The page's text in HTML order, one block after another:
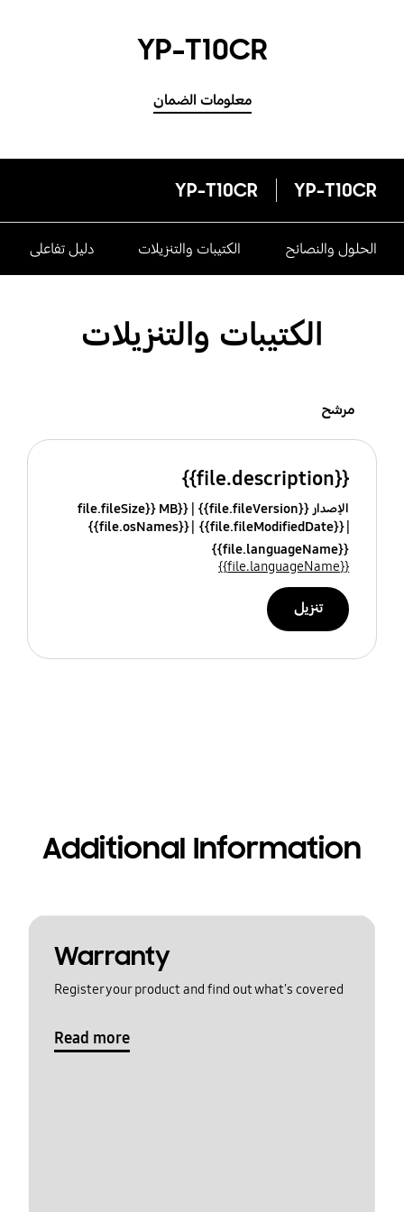
YP-T10CR
معلومات الضمان
YP-T10CR
YP-T10CR
الحلول والنصائح الكتيبات والتنزيلات دليل تفاعلى
الكتيبات والتنزيلات
مرشح
{{file.description}}
الإصدار {{file.fileVersion}}
{{file.fileSize}} MB
{{file.fileModifiedDate}}
{{file.osNames}}
{{file.languageName}}
{{file.languageName}}
تنزيل
Additional Information
Warranty
Register your product and find out what's covered
Read more